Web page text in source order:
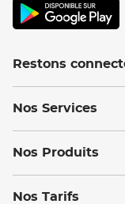
Restons
Nos Services
Nos Produits
Nos Tarifs